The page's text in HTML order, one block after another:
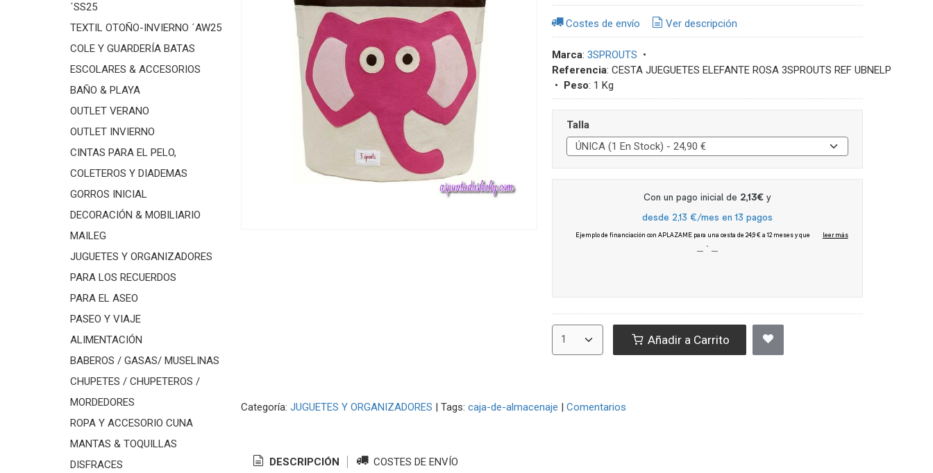
´SS25
TEXTIL OTOÑO-INVIERNO ´AW25
COLE Y GUARDERÍA BATAS
ESCOLARES & ACCESORIOS
BAÑO & PLAYA
OUTLET VERANO
OUTLET INVIERNO
CINTAS PARA EL PELO,
COLETEROS Y DIADEMAS
GORROS INICIAL
DECORACIÓN & MOBILIARIO
MAILEG
JUGUETES Y ORGANIZADORES
PARA LOS RECUERDOS
PARA EL ASEO
PASEO Y VIAJE
ALIMENTACIÓN
BABEROS / GASAS/ MUSELINAS
CHUPETES / CHUPETEROS /
MORDEDORES
ROPA Y ACCESORIO CUNA
MANTAS & TOQUILLAS
DISFRACES
Costes de envío Ver descripción
Marca: 3SPROUTS •
Referencia:
CESTA JUEGUETES ELEFANTE ROSA 3SPROUTS REF UBNELP
• Peso: 1 Kg
Talla
Añadir a Carrito
Categoría: JUGUETES Y ORGANIZADORES | Tags: caja-de-almacenaje | Comentarios
DESCRIPCIÓN COSTES DE ENVÍO